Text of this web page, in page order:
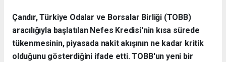
​Çandır, Türkiye Odalar ve Borsalar Birliği (TOBB)
aracılığıyla başlatılan Nefes Kredisi'nin kısa sürede
tükenmesinin, piyasada nakit akışının ne kadar kritik
olduğunu gösterdiğini ifade etti. TOBB'un yeni bir